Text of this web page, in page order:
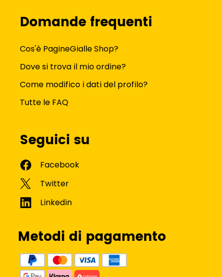
Domande frequenti
Cos'è PagineGialle Shop?
Dove si trova il mio ordine?
Come modifico i dati del profilo?
Tutte le FAQ
Seguici su
Metodi di pagamento